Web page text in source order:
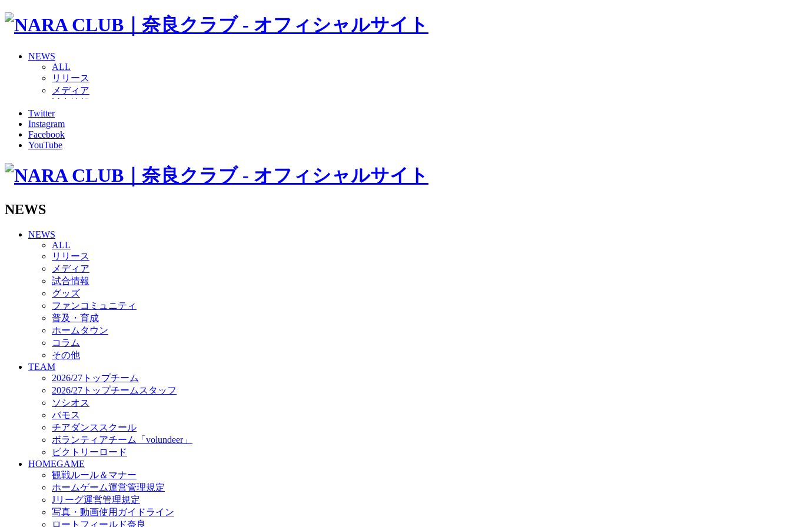
NEWS
ALL
リリース
メディア
グッズ
ファンコミュニティ
普及・育成
ホームタウン
その他
バモス
チアダンススクール
ボランティアチーム「volundeer」
ビクトリーロード
HOMEGAME
観戦ルール＆マナー
ホームゲーム運営管理規定
Jリーグ運営管理規定
写真・動画使用ガイドライン
ロートフィールド奈良
SCHEDULE
2026/27
練習見学時のファンサービスについて
TICKET
奈良クラブ明治安田J3リーグ2026/27シーズン試合観戦チケット
奈良クラブ明治安田Ｊ3リーグ 2026/27シーズン「鹿パス」
観戦ルール＆マナー
FANCOMMUNITY
2026/27ファンコミュニティ
サポートショップ
GOODS
オフィシャルストア（実店舗）
オンラインストア
ACADEMY
アカデミーについて
Twitter
Instagram
Facebook
YouTube
NEWS
NEWS
ALL
リリース
メディア
試合情報
グッズ
ファンコミュニティ
普及・育成
ホームタウン
コラム
その他
TEAM
2026/27トップチーム
2026/27トップチームスタッフ
ソシオス
バモス
チアダンススクール
ボランティアチーム「volundeer」
ビクトリーロード
HOMEGAME
観戦ルール＆マナー
ホームゲーム運営管理規定
Jリーグ運営管理規定
写真・動画使用ガイドライン
ロートフィールド奈良